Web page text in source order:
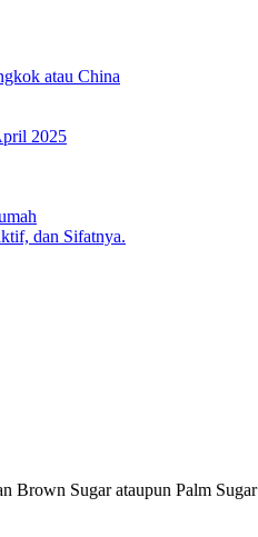
atau China
2025
dan Sifatnya.
Brown Sugar ataupun Palm Sugar